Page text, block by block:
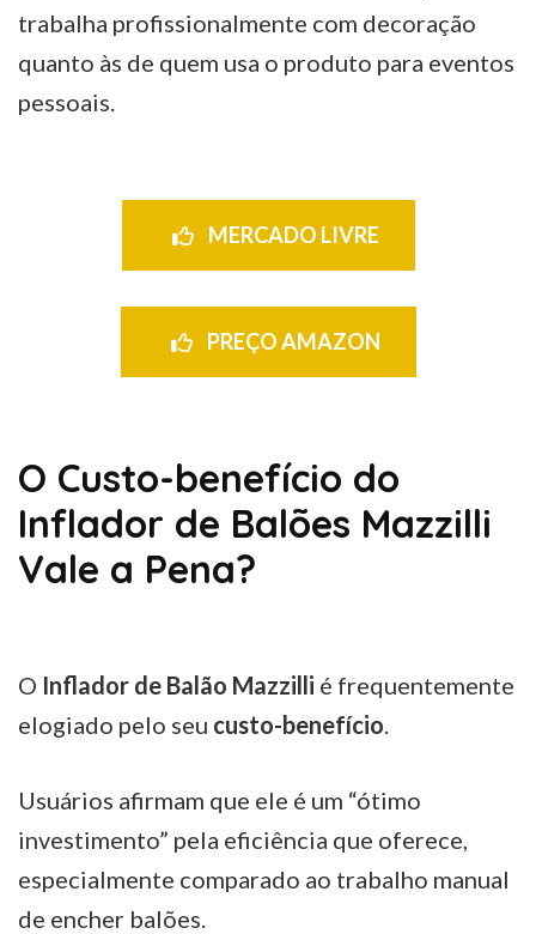
trabalha profissionalmente com decoração
quanto às de quem usa o produto para eventos
pessoais.
MERCADO LIVRE
PREÇO AMAZON
O Custo-benefício do
Inflador de Balões Mazzilli
Vale a Pena?
O Inflador de Balão Mazzilli é frequentemente
elogiado pelo seu custo-benefício.
Usuários afirmam que ele é um “ótimo
investimento” pela eficiência que oferece,
especialmente comparado ao trabalho manual
de encher balões.